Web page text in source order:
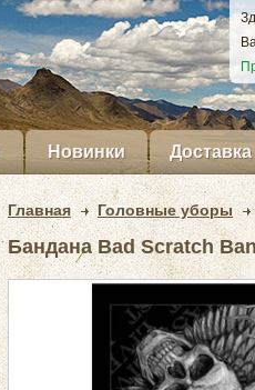
Новинки Доставка
Главная Головные уборы
Бандана Bad Scratch